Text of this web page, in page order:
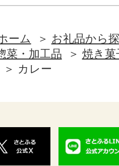
ーム
お礼品から
菜・加工品
焼き菓
カレー